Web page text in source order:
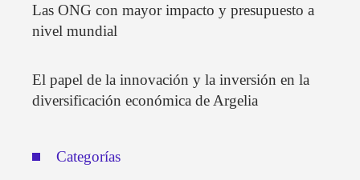
Las ONG con mayor impacto y presupuesto a
nivel mundial
El papel de la innovación y la inversión en la
diversificación económica de Argelia
Categorías